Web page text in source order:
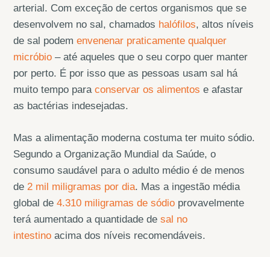
arterial. Com exceção de certos organismos que se
desenvolvem no sal, chamados halófilos, altos níveis
de sal podemenvenenar praticamente qualquer
micróbio – até aqueles que o seu corpo quer manter
por perto. É por isso que as pessoas usam sal há
muito tempo paraconservar os alimentos e afastar
as bactérias indesejadas.
Mas a alimentação moderna costuma ter muito sódio.
Segundo a Organização Mundial da Saúde, o
consumo saudável para o adulto médio é de menos
de2 mil miligramas por dia. Mas a ingestão média
global de4.310 miligramas de sódio provavelmente
terá aumentado a quantidade desal no
intestino acima dos níveis recomendáveis.